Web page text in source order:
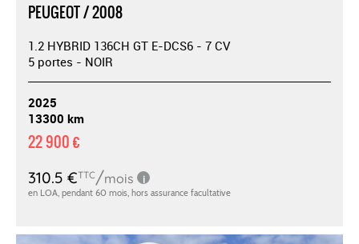
PEUGEOT / 2008
1.2 HYBRID 136CH GT E-DCS6 - 7 CV
5 portes - NOIR
2025
13300 km
22 900 €